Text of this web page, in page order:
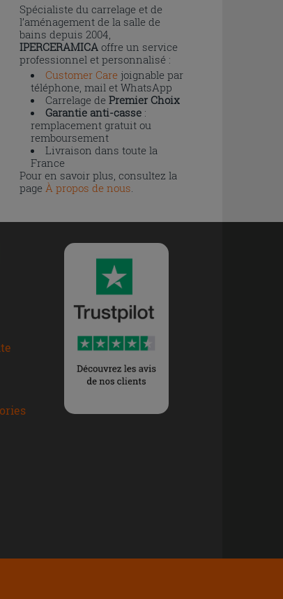
Spécialiste du carrelage et de
l’aménagement de la salle de
bains depuis 2004,
IPERCERAMICAoffre un service
professionnel et personnalisé :
Customer Carejoignable par
téléphone, mail et WhatsApp
Carrelage de Premier Choix
Garantie anti-casse:
remplacement gratuit ou
remboursement
Livraison dans toute la
France
Pour en savoir plus, consultez la
page À propos de nous